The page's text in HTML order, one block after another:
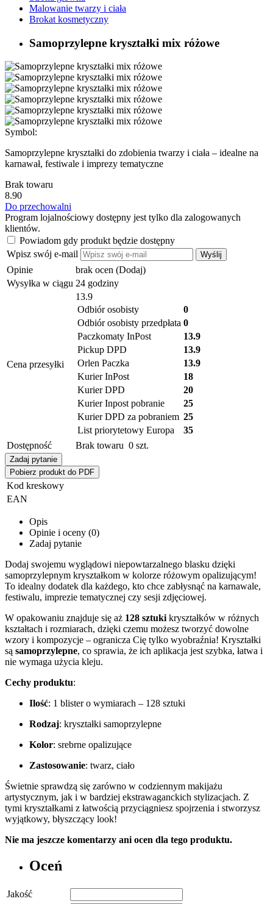
Malowanie twarzy i ciała
Brokat kosmetyczny
Samoprzylepne kryształki mix różowe
Symbol:
Samoprzylepne kryształki do zdobienia twarzy i ciała – idealne na
karnawał, festiwale i imprezy tematyczne
Brak towaru
8.90
Do przechowalni
Program lojalnościowy dostępny jest tylko dla zalogowanych
klientów.
Powiadom gdy produkt będzie dostępny
Wpisz swój e-mail
Wyślij
Opinie brak ocen (Dodaj)
Wysyłka w ciągu 24 godziny
Cena przesyłki
13.9
Odbiór osobisty
0
Odbiór osobisty przedpłata 0
Paczkomaty InPost
13.9
Pickup DPD
13.9
Orlen Paczka
13.9
Kurier InPost
18
Kurier DPD
20
Kurier Inpost pobranie
25
Kurier DPD za pobraniem 25
List priorytetowy Europa
35
Dostępność
Brak towaru 0 szt.
Zadaj pytanie
Pobierz produkt do PDF
Kod kreskowy
EAN
Opis
Opinie i oceny (0)
Zadaj pytanie
Dodaj swojemu wyglądowi niepowtarzalnego blasku dzięki
samoprzylepnym kryształkom w kolorze różowym opalizującym!
To idealny dodatek dla każdego, kto chce zabłysnąć na karnawale,
festiwalu, imprezie tematycznej czy sesji zdjęciowej.
W opakowaniu znajduje się aż 128 sztukikryształków w różnych
kształtach i rozmiarach, dzięki czemu możesz tworzyć dowolne
wzory i kompozycje – ogranicza Cię tylko wyobraźnia! Kryształki
są samoprzylepne, co sprawia, że ich aplikacja jest szybka, łatwa i
nie wymaga użycia kleju.
Cechy produktu:
Ilość: 1 blister o wymiarach – 128 sztuki
Rodzaj: kryształki samoprzylepne
Kolor: srebrne opalizujące
Zastosowanie: twarz, ciało
Świetnie sprawdzą się zarówno w codziennym makijażu
artystycznym, jak i w bardziej ekstrawaganckich stylizacjach. Z
tymi kryształkami z łatwością przyciągniesz spojrzenia i stworzysz
wyjątkowy, błyszczący look!
Nie ma jeszcze komentarzy ani ocen dla tego produktu.
Oceń
Jakość